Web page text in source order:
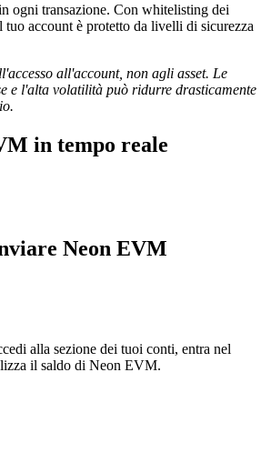
ogni transazione. Con whitelisting dei
account è protetto da livelli di sicurezza
all'account, non agli asset. Le
e l'alta volatilità può ridurre drasticamente
in tempo reale
Neon EVM
alla sezione dei tuoi conti, entra nel
il saldo di Neon EVM.